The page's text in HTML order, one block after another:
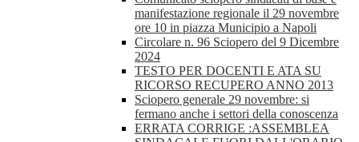
manifestazione regionale il 29 novembre
ore 10 in piazza Municipio a Napoli
Circolare n. 96 Sciopero del 9 Dicembre
2024
TESTO PER DOCENTI E ATA SU
RICORSO RECUPERO ANNO 2013
Sciopero generale 29 novembre: si
fermano anche i settori della conoscenza
ERRATA CORRIGE :ASSEMBLEA